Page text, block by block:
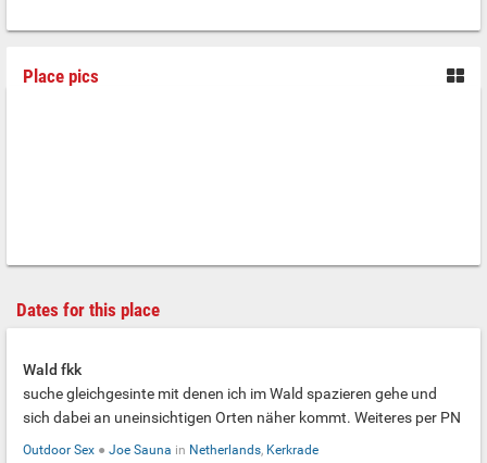
Place pics
Dates for this place
Wald fkk
suche gleichgesinte mit denen ich im Wald spazieren gehe und
sich dabei an uneinsichtigen Orten näher kommt. Weiteres per PN
Outdoor Sex ● Joe Sauna in Netherlands, Kerkrade